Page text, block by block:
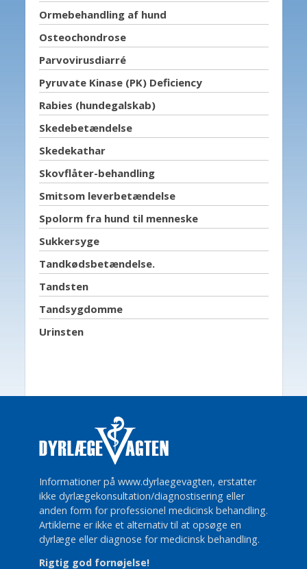
Ormebehandling af hund
Osteochondrose
Parvovirusdiarré
Pyruvate Kinase (PK) Deficiency
Rabies (hundegalskab)
Skedebetændelse
Skedekathar
Skovflåter-behandling
Smitsom leverbetændelse
Spolorm fra hund til menneske
Sukkersyge
Tandkødsbetændelse.
Tandsten
Tandsygdomme
Urinsten
Informationer på www.dyrlaegevagten, erstatter
ikke dyrlægekonsultation/diagnostisering eller
anden form for professionel medicinsk behandling.
Artiklerne er ikke et alternativ til at opsøge en
dyrlæge eller diagnose for medicinsk behandling.
Rigtig god fornøjelse!